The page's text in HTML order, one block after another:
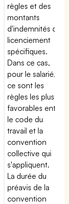
règles et des
montants
d'indemnités de
licenciement
spécifiques.
Dans ce cas,
pour le salarié,
ce sont les
règles les plus
favorables entre
le code du
travail et la
convention
collective qui
s'appliquent.
La durée du
préavis de la
convention